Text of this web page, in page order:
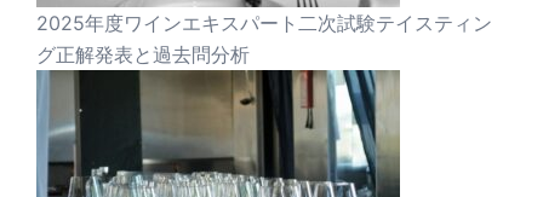
2025年度ワインエキスパート二次試験テイスティン
グ正解発表と過去問分析